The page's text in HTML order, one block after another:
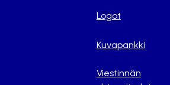
Logot
Kuvapankki
Viestinnän